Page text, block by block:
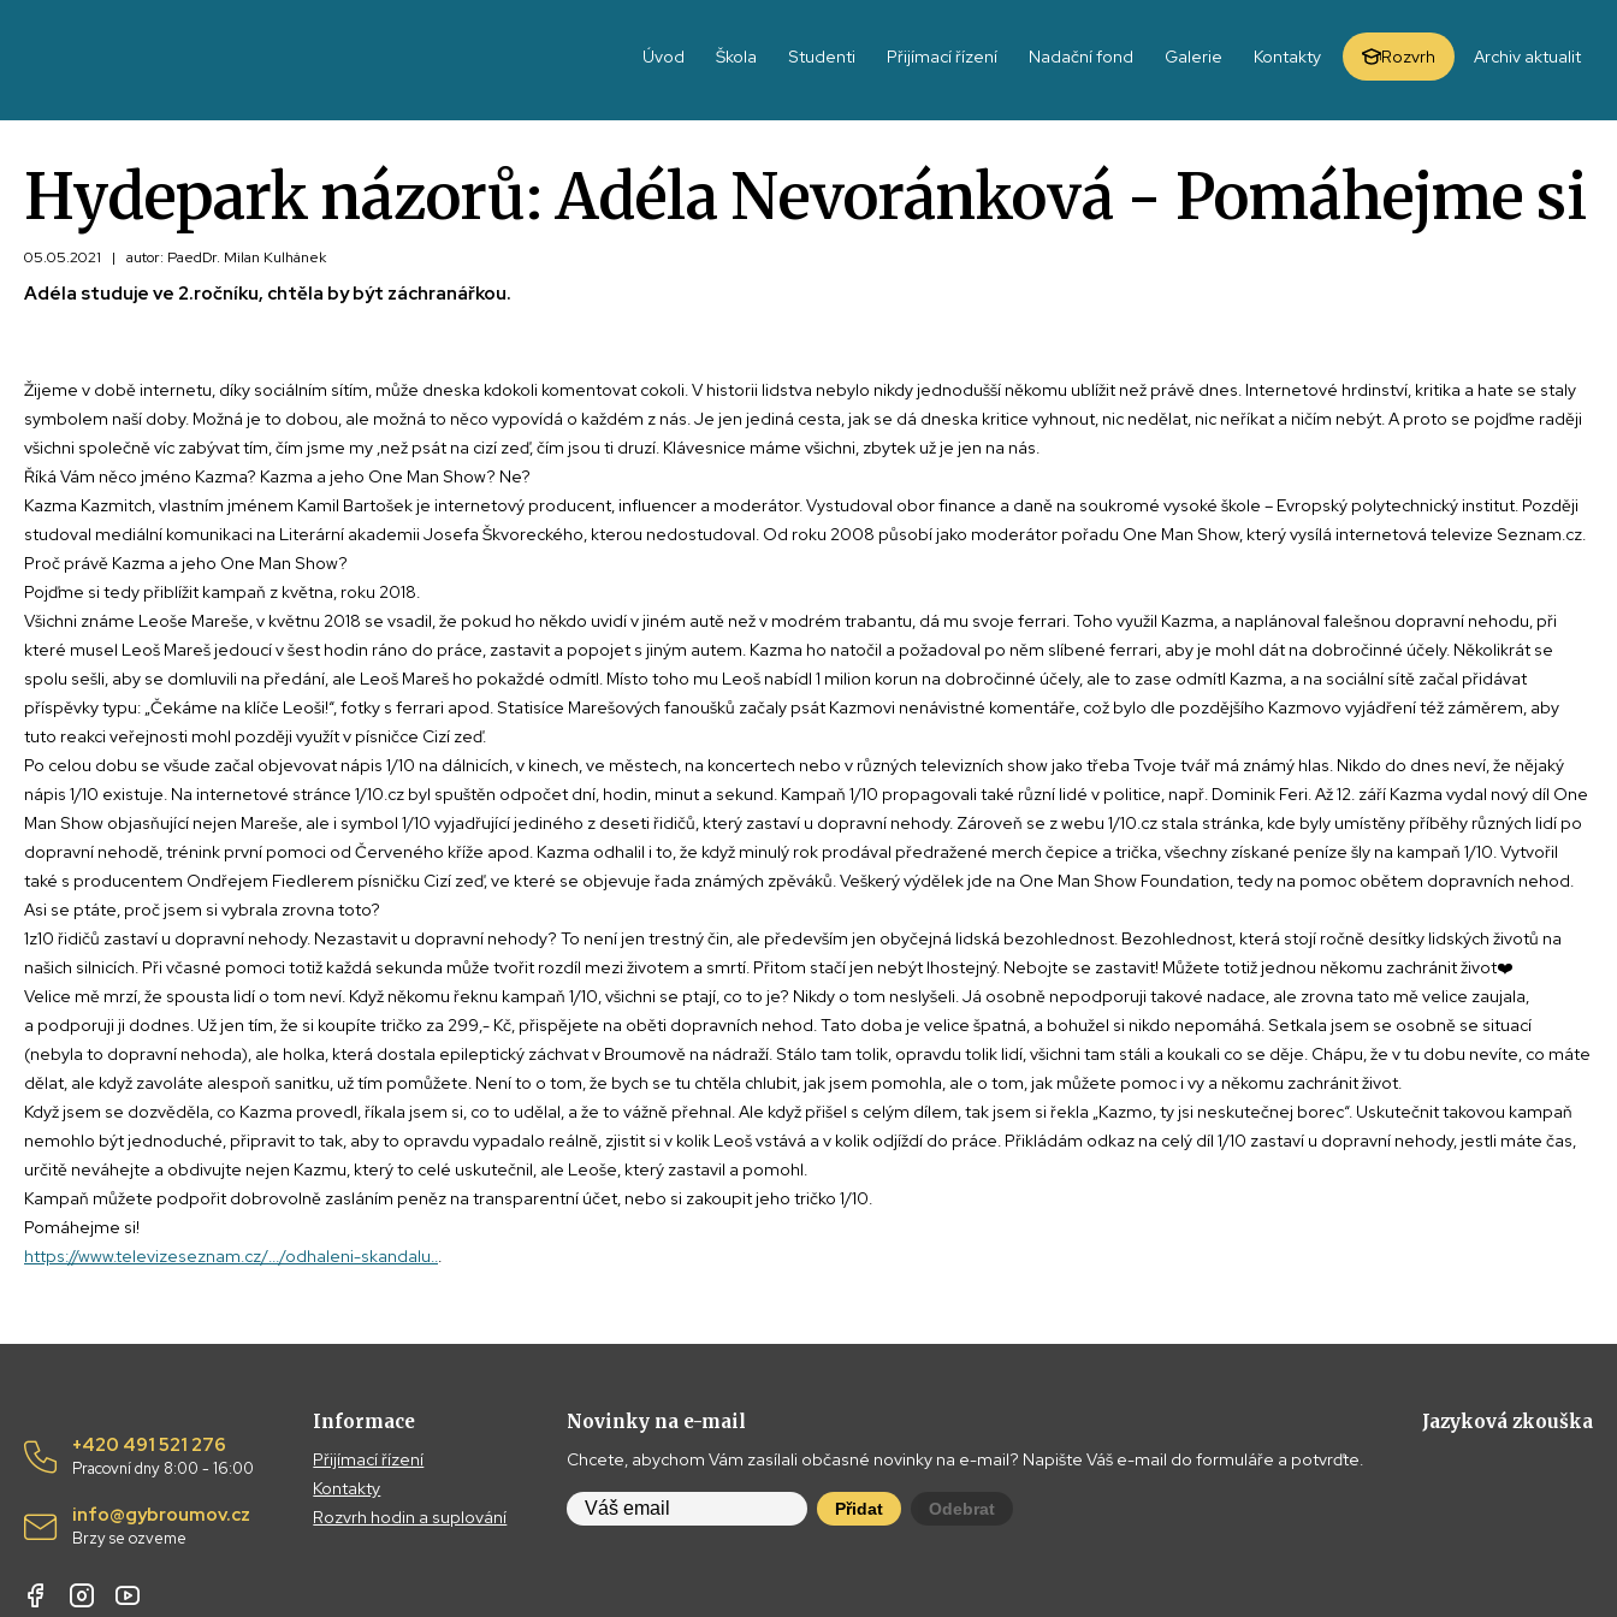
Úvod Škola Studenti Přijímací řízení Nadační fond Galerie Kontakty Rozvrh Archiv aktualit
Hydepark názorů: Adéla Nevoránková - Pomáhejme si
05.05.2021 | autor: PaedDr. Milan Kulhánek
Adéla studuje ve 2.ročníku, chtěla by být záchranářkou.
Žijeme v době internetu, díky sociálním sítím, může dneska kdokoli komentovat cokoli. V historii lidstva nebylo nikdy jednodušší někomu ublížit než právě dnes. Internetové hrdinství, kritika a hate se staly
symbolem naší doby. Možná je to dobou, ale možná to něco vypovídá o každém z nás. Je jen jediná cesta, jak se dá dneska kritice vyhnout, nic nedělat, nic neříkat a ničím nebýt. A proto se pojďme raději
všichni společně víc zabývat tím, čím jsme my ,než psát na cizí zeď, čím jsou ti druzí. Klávesnice máme všichni, zbytek už je jen na nás.
Říká Vám něco jméno Kazma? Kazma a jeho One Man Show? Ne?
Kazma Kazmitch, vlastním jménem Kamil Bartošek je internetový producent, influencer a moderátor. Vystudoval obor finance a daně na soukromé vysoké škole – Evropský polytechnický institut. Později
studoval mediální komunikaci na Literární akademii Josefa Škvoreckého, kterou nedostudoval. Od roku 2008 působí jako moderátor pořadu One Man Show, který vysílá internetová televize Seznam.cz.
Proč právě Kazma a jeho One Man Show?
Pojďme si tedy přiblížit kampaň z května, roku 2018.
Všichni známe Leoše Mareše, v květnu 2018 se vsadil, že pokud ho někdo uvidí v jiném autě než v modrém trabantu, dá mu svoje ferrari. Toho využil Kazma, a naplánoval falešnou dopravní nehodu, při
které musel Leoš Mareš jedoucí v šest hodin ráno do práce, zastavit a popojet s jiným autem. Kazma ho natočil a požadoval po něm slíbené ferrari, aby je mohl dát na dobročinné účely. Několikrát se
spolu sešli, aby se domluvili na předání, ale Leoš Mareš ho pokaždé odmítl. Místo toho mu Leoš nabídl 1 milion korun na dobročinné účely, ale to zase odmítl Kazma, a na sociální sítě začal přidávat
příspěvky typu: „Čekáme na klíče Leoši!“, fotky s ferrari apod. Statisíce Marešových fanoušků začaly psát Kazmovi nenávistné komentáře, což bylo dle pozdějšího Kazmovo vyjádření též záměrem, aby
tuto reakci veřejnosti mohl později využít v písničce Cizí zeď.
Po celou dobu se všude začal objevovat nápis 1/10 na dálnicích, v kinech, ve městech, na koncertech nebo v různých televizních show jako třeba Tvoje tvář má známý hlas. Nikdo do dnes neví, že nějaký
nápis 1/10 existuje. Na internetové stránce 1/10.cz byl spuštěn odpočet dní, hodin, minut a sekund. Kampaň 1/10 propagovali také různí lidé v politice, např. Dominik Feri. Až 12. září Kazma vydal nový díl One
Man Show objasňující nejen Mareše, ale i symbol 1/10 vyjadřující jediného z deseti řidičů, který zastaví u dopravní nehody. Zároveň se z webu 1/10.cz stala stránka, kde byly umístěny příběhy různých lidí po
dopravní nehodě, trénink první pomoci od Červeného kříže apod. Kazma odhalil i to, že když minulý rok prodával předražené merch čepice a trička, všechny získané peníze šly na kampaň 1/10. Vytvořil
také s producentem Ondřejem Fiedlerem písničku Cizí zeď, ve které se objevuje řada známých zpěváků. Veškerý výdělek jde na One Man Show Foundation, tedy na pomoc obětem dopravních nehod.
Asi se ptáte, proč jsem si vybrala zrovna toto?
1z10 řidičů zastaví u dopravní nehody. Nezastavit u dopravní nehody? To není jen trestný čin, ale především jen obyčejná lidská bezohlednost. Bezohlednost, která stojí ročně desítky lidských životů na
našich silnicích. Při včasné pomoci totiž každá sekunda může tvořit rozdíl mezi životem a smrtí. Přitom stačí jen nebýt lhostejný. Nebojte se zastavit! Můžete totiž jednou někomu zachránit život❤️
Velice mě mrzí, že spousta lidí o tom neví. Když někomu řeknu kampaň 1/10, všichni se ptají, co to je? Nikdy o tom neslyšeli. Já osobně nepodporuji takové nadace, ale zrovna tato mě velice zaujala,
a podporuji ji dodnes. Už jen tím, že si koupíte tričko za 299,- Kč, přispějete na oběti dopravních nehod. Tato doba je velice špatná, a bohužel si nikdo nepomáhá. Setkala jsem se osobně se situací
(nebyla to dopravní nehoda), ale holka, která dostala epileptický záchvat v Broumově na nádraží. Stálo tam tolik, opravdu tolik lidí, všichni tam stáli a koukali co se děje. Chápu, že v tu dobu nevíte, co máte
dělat, ale když zavoláte alespoň sanitku, už tím pomůžete. Není to o tom, že bych se tu chtěla chlubit, jak jsem pomohla, ale o tom, jak můžete pomoc i vy a někomu zachránit život.
Když jsem se dozvěděla, co Kazma provedl, říkala jsem si, co to udělal, a že to vážně přehnal. Ale když přišel s celým dílem, tak jsem si řekla „Kazmo, ty jsi neskutečnej borec“. Uskutečnit takovou kampaň
nemohlo být jednoduché, připravit to tak, aby to opravdu vypadalo reálně, zjistit si v kolik Leoš vstává a v kolik odjíždí do práce. Přikládám odkaz na celý díl 1/10 zastaví u dopravní nehody, jestli máte čas,
určitě neváhejte a obdivujte nejen Kazmu, který to celé uskutečnil, ale Leoše, který zastavil a pomohl.
Kampaň můžete podpořit dobrovolně zasláním peněz na transparentní účet, nebo si zakoupit jeho tričko 1/10.
Pomáhejme si!
https://www.televizeseznam.cz/.../odhaleni-skandalu...
+420 491 521 276
Pracovní dny 8:00 - 16:00
info@gybroumov.cz
Brzy se ozveme
Informace
Přijímací řízení
Kontakty
Rozvrh hodin a suplování
Novinky na e-mail
Chcete, abychom Vám zasílali občasné novinky na e-mail? Napište Váš e-mail do formuláře a potvrďte.
Přidat Odebrat
Jazyková zkouška